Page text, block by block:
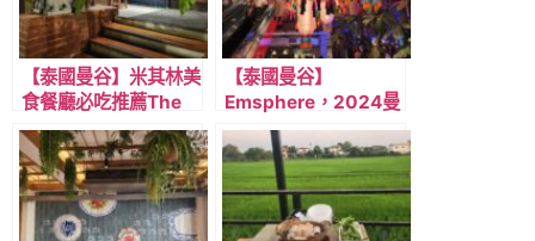
【泰國曼谷】米其林美
食餐廳必吃推薦The
Local 連續六年米其
林認證的經典泰菜
【泰國曼谷】
Emsphere，2024曼
谷最新購物商場/交通
攻略/商場特色/樓層簡
介/美食推薦/精選店
家，近BTS Phrom
Phong 澎蓬站